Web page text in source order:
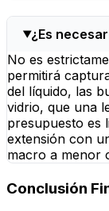
¿Es
No es
permitirá
del líquido, las
vidrio, que una
presupuesto es
extensión con
macro a menor
Conclusión